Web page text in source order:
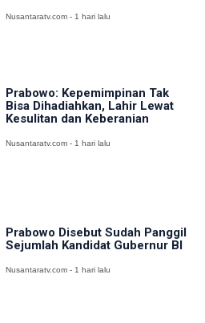
Nusantaratv.com - 1 hari lalu
Prabowo: Kepemimpinan Tak
Bisa Dihadiahkan, Lahir Lewat
Kesulitan dan Keberanian
Nusantaratv.com - 1 hari lalu
Prabowo Disebut Sudah Panggil
Sejumlah Kandidat Gubernur BI
Nusantaratv.com - 1 hari lalu